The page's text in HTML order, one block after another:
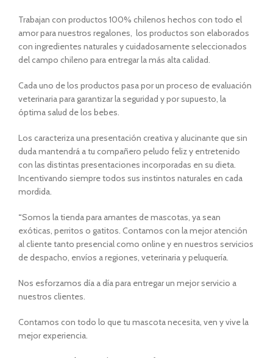
Trabajan con productos 100% chilenos hechos con todo el
amor para nuestros regalones, los productos son elaborados
con ingredientes naturales y cuidadosamente seleccionados
del campo chileno para entregar la más alta calidad.
Cada uno de los productos pasa por un proceso de evaluación
veterinaria para garantizar la seguridad y por supuesto, la
óptima salud de los bebes.
Los caracteriza una presentación creativa y alucinante que sin
duda mantendrá a tu compañero peludo feliz y entretenido
con las distintas presentaciones incorporadas en su dieta.
Incentivando siempre todos sus instintos naturales en cada
mordida.
“Somos la tienda para amantes de mascotas, ya sean
exóticas, perritos o gatitos. Contamos con la mejor atención
al cliente tanto presencial como online y en nuestros servicios
de despacho, envíos a regiones, veterinaria y peluquería.
Nos esforzamos día a día para entregar un mejor servicio a
nuestros clientes.
Contamos con todo lo que tu mascota necesita, ven y vive la
mejor experiencia.